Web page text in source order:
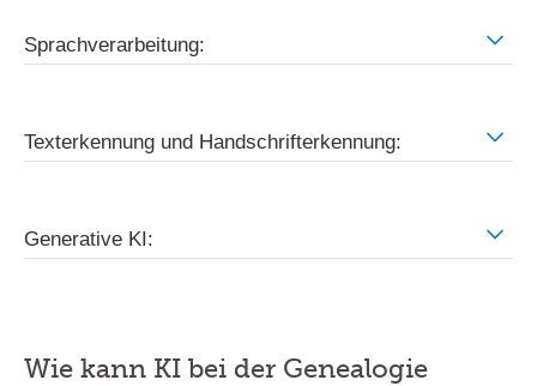
Sprachverarbeitung:
Texterkennung und Handschrifterkennung:
Generative KI:
Wie kann KI bei der Genealogie